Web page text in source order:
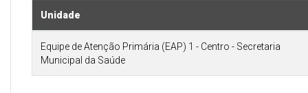
Unidade
Equipe de Atenção Primária (EAP) 1 - Centro - Secretaria
Municipal da Saúde